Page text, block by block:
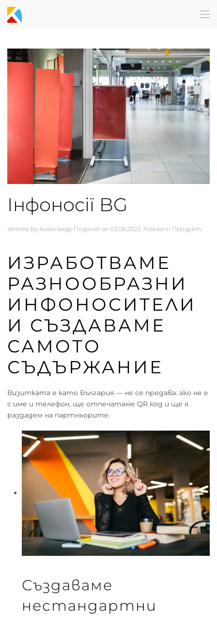
Інфоносії BG
Written by Александр Подоляк on 03.06.2025 . Posted in Продукт
ИЗРАБОТВАМЕ
РАЗНООБРАЗНИ
ИНФОНОСИТЕЛИ
И СЪЗДАВАМЕ
САМОТО
СЪДЪРЖАНИЕ
Визитката е като България — не се предава: ако не е
с име и телефон, ще отпечатаме QR код и ще я
раздадем на партньорите.
Създаваме
нестандартни